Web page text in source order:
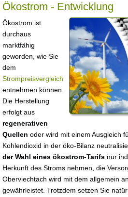
Ökostrom - Entwicklung
Ökostrom ist
durchaus
marktfähig
geworden, wie Sie
dem
Strompreisvergleich
entnehmen können.
Die Herstellung
erfolgt aus
regenerativen
Quellen oder wird mit einem Ausgleich
Kohlendioxid in der öko-Bilanz
der Wahl eines ökostrom-Tarifs nur
Herkunft des Stroms nehmen, die
Oberviechtach wird mit dem allgemein
gewährleistet. Trotzdem setzen Sie